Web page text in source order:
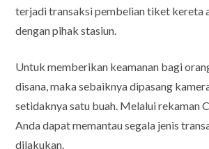
terjadi transaksi pembelian tiket kereta
dengan pihak stasiun.
Untuk memberikan keamanan bagi
disana, maka sebaiknya dipasang
setidaknya satu buah. Melalui rekaman
Anda dapat memantau segala jenis
dilakukan.